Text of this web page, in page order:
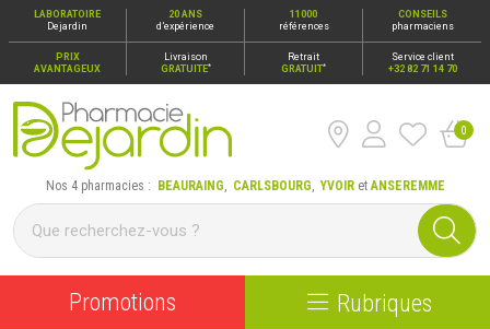
LABORATOIRE
Dejardin
20 ANS
d’expérience
11000
références
CONSEILS
pharmaciens
PRIX
AVANTAGEUX
Livraison
GRATUITE*
Retrait
GRATUIT*
Service client
+32 82 71 14 70
Pharmacie Dejardin Nos 4 pharmacies : Beauraing,
0
Nos 4 pharmacies : BEAURAING, CARLSBOURG,YVOIRetANSEREMME
Promotions Rubriques